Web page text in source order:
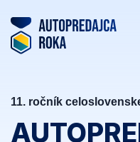
11. ročník